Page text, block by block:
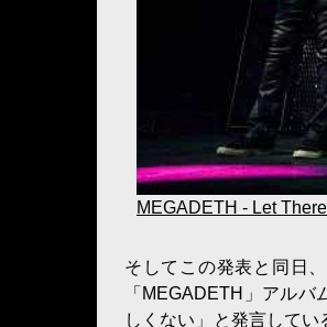
MEGADETH - Let
そしてこの発表と同日
「MEGADETH」アル
しくない」と発言して